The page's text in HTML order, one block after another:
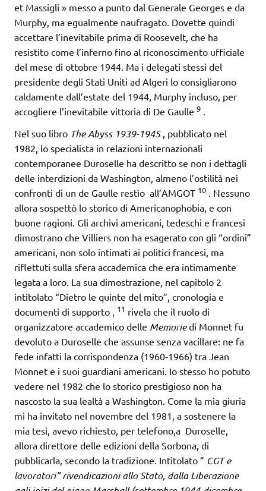
et Massigli » messo a punto dal Generale Georges e da
Murphy, ma egualmente naufragato. Dovette quindi
accettare l’inevitabile prima di Roosevelt, che ha
resistito come l’inferno fino al riconoscimento ufficiale
del mese di ottobre 1944. Ma i delegati stessi del
presidente degli Stati Uniti ad Algeri lo consigliarono
caldamente dall’estate del 1944, Murphy incluso, per
accogliere l’inevitabile vittoria di De Gaulle 9 .
Nel suo libro The Abyss 1939-1945, pubblicato nel
1982, lo specialista in relazioni internazionali
contemporanee Duroselle ha descritto se non i dettagli
delle interdizioni da Washington, almeno l’ostilità nei
confronti di un de Gaulle restìo all’AMGOT 10 . Nessuno
allora sospettò lo storico di Americanophobia, e con
buone ragioni. Gli archivi americani, tedeschi e francesi
dimostrano che Villiers non ha esagerato con gli “ordini”
americani, non solo intimati ai politici francesi, ma
riflettuti sulla sfera accademica che era intimamente
legata a loro. La sua dimostrazione, nel capitolo 2
intitolato “Dietro le quinte del mito”, cronologia e
documenti di supporto , 11 rivela che il ruolo di
organizzatore accademico delle Memoriedi Monnet fu
devoluto a Duroselle che assunse senza vacillare: ne fa
fede infatti la corrispondenza (1960-1966) tra Jean
Monnet e i suoi guardiani americani. Io stesso ho potuto
vedere nel 1982 che lo storico prestigioso non ha
nascosto la sua lealtà a Washington. Come la mia giuria
mi ha invitato nel novembre del 1981, a sostenere la
mia tesi, avevo richiesto, per telefono,a Duroselle,
allora direttore delle edizioni della Sorbona, di
pubblicarla, secondo la tradizione. Intitolato ” CGT e
lavoratori” rivendicazioni allo Stato, dalla Liberazione